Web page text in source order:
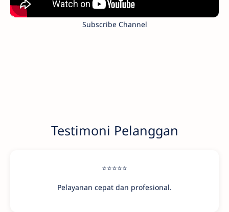
Subscribe Channel
Testimoni Pelanggan
⭐⭐⭐⭐⭐
Pelayanan cepat dan profesional.